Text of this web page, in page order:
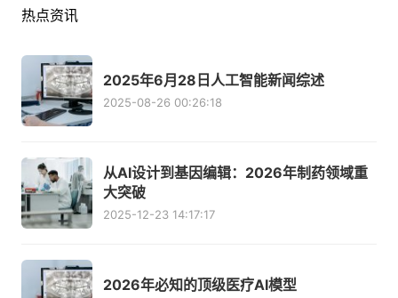
热点资讯
2025年6月28日人工智能新闻综述
2025-08-26 00:26:18
从AI设计到基因编辑：2026年制药领域重
大突破
2025-12-23 14:17:17
2026年必知的顶级医疗AI模型